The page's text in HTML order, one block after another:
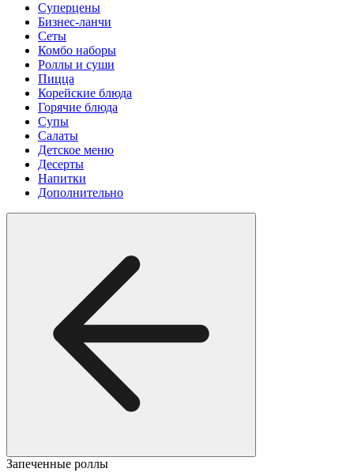
Суперцены
Бизнес-ланчи
Сеты
Комбо наборы
Роллы и суши
Пицца
Корейские блюда
Горячие блюда
Супы
Салаты
Детское меню
Десерты
Напитки
Дополнительно
Запеченные роллы